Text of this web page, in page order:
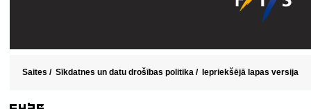
Saites / Sīkdatnes un datu drošības politika / Iepriekšējā lapas versija